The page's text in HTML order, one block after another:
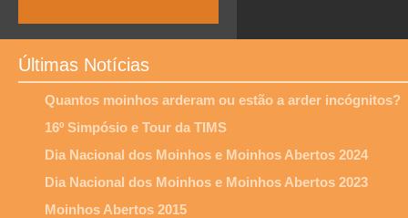
Últimas Notícias
Quantos moinhos arderam ou estão a arder incógnitos?
16º Simpósio e Tour da TIMS
Dia Nacional dos Moinhos e Moinhos Abertos 2024
Dia Nacional dos Moinhos e Moinhos Abertos 2023
Moinhos Abertos 2015